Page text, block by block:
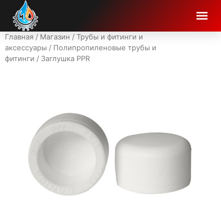
Главная / Магазин / Трубы и фитинги и
аксессуары / Полипропиленовые трубы и
фитинги / Заглушка PPR